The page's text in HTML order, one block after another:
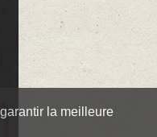
la meilleure